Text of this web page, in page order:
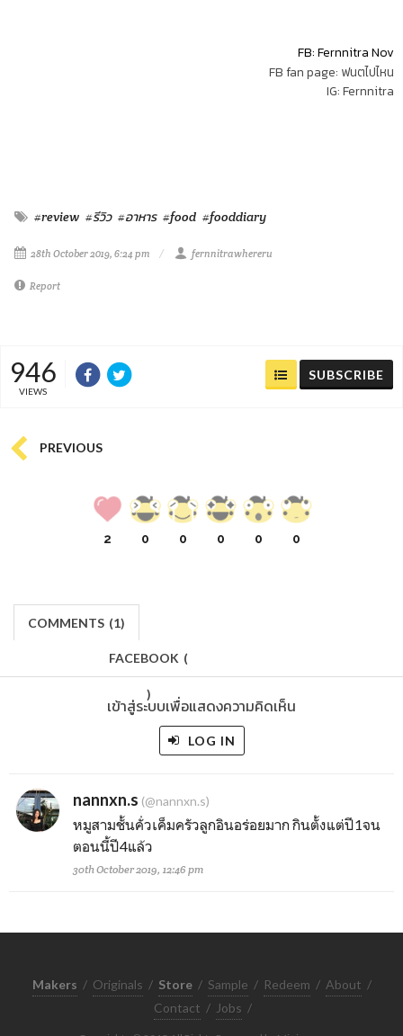
FB: Fernnitra Nov
FB fan page: ฟนตไปไหน
IG: Fernnitra
#review #รีวิว #อาหาร #food #fooddiary
28th October 2019, 6:24 pm fernnitrawhereru
Report
946
VIEWS
SUBSCRIBE
PREVIOUS
2 0 0 0 0 0
COMMENTS (1)
FACEBOOK (
)
เข้าสู่ระบบเพื่อแสดงความคิดเห็น
LOG IN
nannxn.s (@nannxn.s)
หมูสามชั้นคั่วเค็มครัวลูกอินอร่อยมาก กินตั้งแต่ปี1จน
ตอนนี้ปี4แล้ว
30th October 2019, 12:46 pm
Makers / Originals / Store / Sample / Redeem / About /
Contact / Jobs /